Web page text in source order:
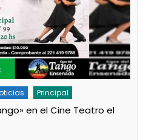
Principal
en el Cine Teatro el